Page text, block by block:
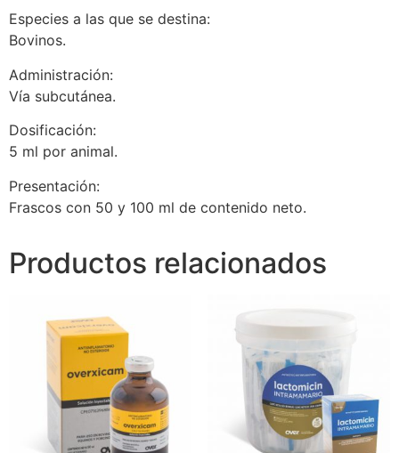
Especies a las que se destina:
Bovinos.
Administración:
Vía subcutánea.
Dosificación:
5 ml por animal.
Presentación:
Frascos con 50 y 100 ml de contenido neto.
Productos relacionados